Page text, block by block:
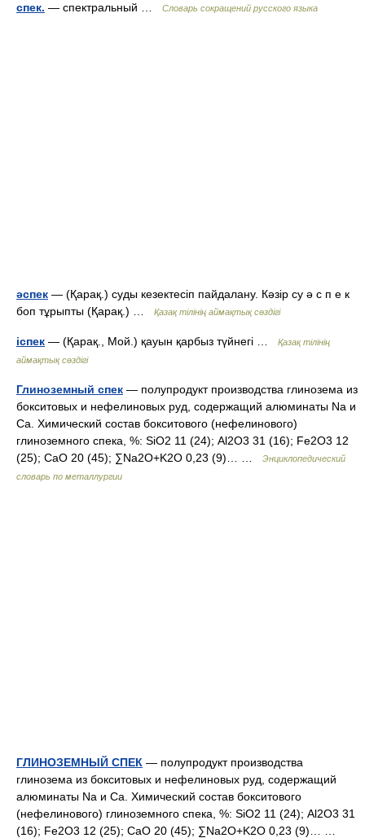
спек. — спектральный … Словарь сокращений русского языка
әспек — (Қарақ.) суды кезектесіп пайдалану. Кәзір су ә с п е к
боп тұрыпты (Қарақ.) …
Қазақ тілінің аймақтық сөздігі
іспек — (Қарақ., Мой.) қауын қарбыз түйнегі …
Қазақ тілінің
аймақтық сөздігі
Глиноземный спек — полупродукт производства глинозема из
бокситовых и нефелиновых руд, содержащий алюминаты Na и
Са. Химический состав бокситового (нефелинового)
глиноземного спека, %: SiO2 11 (24); Аl2О3 31 (16); Fe2O3 12
(25); СаО 20 (45); ∑Na2O+K2O 0,23 (9)… …
Энциклопедический
словарь по металлургии
ГЛИНОЗЕМНЫЙ СПЕК — полупродукт производства
глинозема из бокситовых и нефелиновых руд, содержащий
алюминаты Na и Са. Химический состав бокситового
(нефелинового) глиноземного спека, %: SiO2 11 (24); Аl2О3 31
(16); Fe2O3 12 (25); СаО 20 (45); ∑Na2O+K2O 0,23 (9)… …